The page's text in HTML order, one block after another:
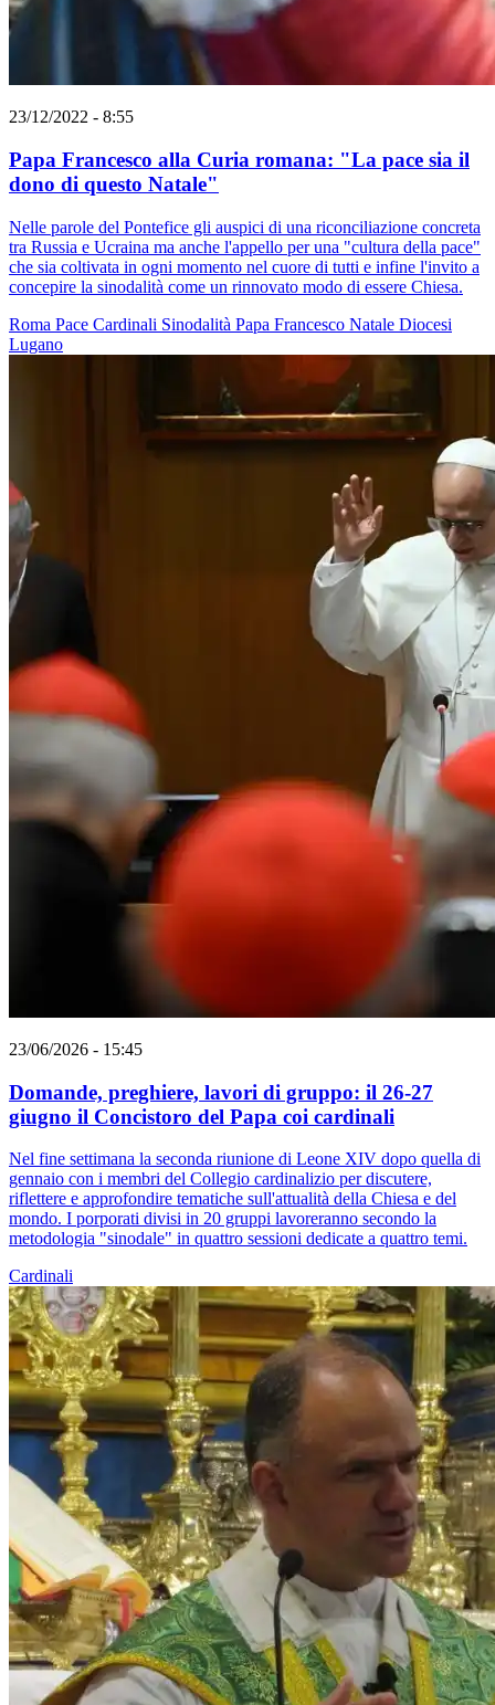
23/12/2022 - 8:55
Papa Francesco alla Curia romana: "La pace sia il
dono di questo Natale"
Nelle parole del Pontefice gli auspici di una riconciliazione concreta
tra Russia e Ucraina ma anche l'appello per una "cultura della pace"
che sia coltivata in ogni momento nel cuore di tutti e infine l'invito a
concepire la sinodalità come un rinnovato modo di essere Chiesa.
Roma Pace Cardinali Sinodalità Papa Francesco Natale Diocesi
Lugano
23/06/2026 - 15:45
Domande, preghiere, lavori di gruppo: il 26-27
giugno il Concistoro del Papa coi cardinali
Nel fine settimana la seconda riunione di Leone XIV dopo quella di
gennaio con i membri del Collegio cardinalizio per discutere,
riflettere e approfondire tematiche sull'attualità della Chiesa e del
mondo. I porporati divisi in 20 gruppi lavoreranno secondo la
metodologia "sinodale" in quattro sessioni dedicate a quattro temi.
Cardinali